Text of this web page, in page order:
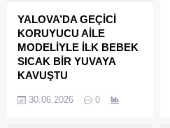
YALOVA’DA GEÇİCİ
KORUYUCU AİLE
MODELİYLE İLK BEBEK
SICAK BİR YUVAYA
KAVUŞTU
Bakanlığı tarafından pilot
30.06.2026 0